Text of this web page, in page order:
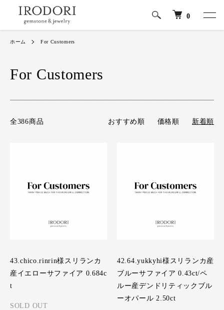
0
ホーム For Customers
For Customers
全386商品 おすすめ順 価格順 新着順
43.chico.rinrin様スリランカ
産イエローサファイア 0.684c
t
SOLD OUT
42.64.yukkyhi様スリランカ産
ブルーサファイア 0.43ct/ペ
ルー産デンドリティックブル
ーオパール 2.50ct